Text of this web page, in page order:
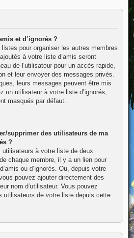
et d’ignorés ?
pour organiser les autres membres
à votre liste d’amis seront
de l’utilisateur pour un accès rapide,
et leur envoyer des messages privés.
leurs messages peuvent être mis
un utilisateur à votre liste d’ignorés,
masqués par défaut.
supprimer des utilisateurs de ma
?
à votre liste de deux
chaque membre, il y a un lien pour
ou d’ignorés. Ou, depuis votre
pouvez ajouter directement des
nom d’utilisateur. Vous pouvez
utilisateurs de votre liste depuis cette